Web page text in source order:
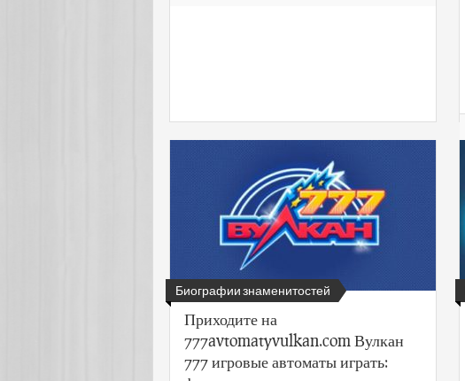
Биографии знаменитостей
Приходите на
777avtomatyvulkan.com Вулкан
777 игровые автоматы играть: